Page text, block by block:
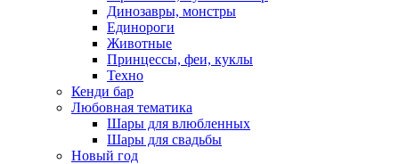
Динозавры, монстры
Единороги
Животные
Принцессы, феи, куклы
Техно
Кенди бар
Любовная тематика
Шары для влюбленных
Шары для свадьбы
Новый год